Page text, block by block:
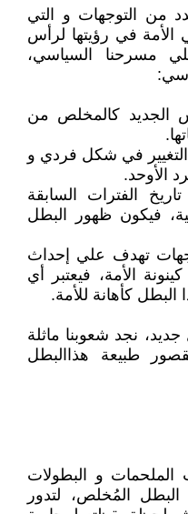
من التوجهات و التي
في رؤيتها لرأس
مسرحنا السياسي،
الجديد كالمخلص من
في شكل فردي و
الأوحد.
الفترات السابقة
فيكون ظهور البطل
تهدف علي إحداث
الأمة، فيعتبر أي
كأهانة للأمة.
نجد شعوبنا ماثلة
طبيعة هذاالبطل
الملحمات و البطولات
المُخلص، لتدور